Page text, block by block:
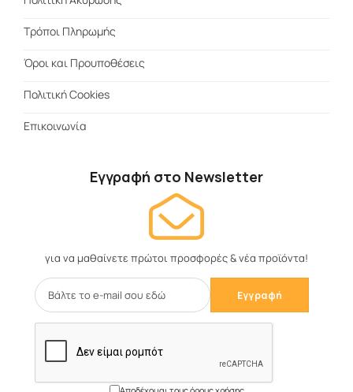
Τρόποι Πληρωμής
Όροι και Προυποθέσεις
Πολιτική Cookies
Επικοινωνία
Εγγραφή στο Newsletter
για να μαθαίνετε πρώτοι προσφορές & νέα προϊόντα!